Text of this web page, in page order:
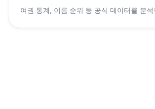
여권 통계, 이름 순위 등 공식 데이터를 분